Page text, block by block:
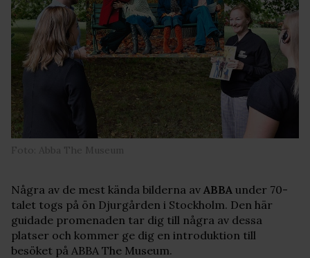
Foto: Abba The Museum
Några av de mest kända bilderna av ABBA under 70-
talet togs på ön Djurgården i Stockholm. Den här
guidade promenaden tar dig till några av dessa
platser och kommer ge dig en introduktion till
besöket på ABBA The Museum.